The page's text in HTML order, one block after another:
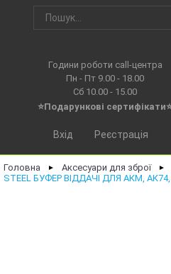
Години роботи call-центра
Пн - Пт 9.00 - 18.00
Сб 10.00 - 15.00
⭐Подарункові
Вхід Реєстрація
Головна ► Аксесуари для зброї ►
STEEL БУФЕР ВІДДАЧІ ДЛЯ АКМ,